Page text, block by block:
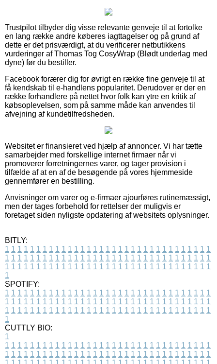
Trustpilot tilbyder dig visse relevante genveje til at fortolke
en lang række andre køberes iagttagelser og på grund af
dette er det prisværdigt, at du verificerer netbutikkens
vurderinger af Thomas Tog CosyWrap (Blødt underlag med
dyne) før du bestiller.
Facebook forærer dig for øvrigt en række fine genveje til at
få kendskab til e-handlens popularitet. Derudover er der en
række forhandlere på nettet hvor folk kan ytre en kritik af
købsoplevelsen, som på samme måde kan anvendes til
afvejning af kundetilfredsheden.
Websitet er finansieret ved hjælp af annoncer. Vi har tætte
samarbejder med forskellige internet firmaer når vi
promoverer forretningernes varer, og tager provision i
tilfælde af at en af de besøgende på vores hjemmeside
gennemfører en bestilling.
Anvisninger om varer og e-firmaer ajourføres rutinemæssigt,
men der tages forbehold for rettelser der muligvis er
foretaget siden nyligste opdatering af websitets oplysninger.
BITLY:
1 1 1 1 1 1 1 1 1 1 1 1 1 1 1 1 1 1 1 1 1 1 1 1 1 1 1 1 1 1 1 1 1
1 1 1 1 1 1 1 1 1 1 1 1 1 1 1 1 1 1 1 1 1 1 1 1 1 1 1 1 1 1 1 1 1
1 1 1 1 1 1 1 1 1 1 1 1 1 1 1 1 1 1 1 1 1 1 1 1 1 1 1 1 1 1 1 1 1
1
SPOTIFY:
1 1 1 1 1 1 1 1 1 1 1 1 1 1 1 1 1 1 1 1 1 1 1 1 1 1 1 1 1 1 1 1 1
1 1 1 1 1 1 1 1 1 1 1 1 1 1 1 1 1 1 1 1 1 1 1 1 1 1 1 1 1 1 1 1 1
1 1 1 1 1 1 1 1 1 1 1 1 1 1 1 1 1 1 1 1 1 1 1 1 1 1 1 1 1 1 1 1 1
1
CUTTLY BIO:
1
1 1 1 1 1 1 1 1 1 1 1 1 1 1 1 1 1 1 1 1 1 1 1 1 1 1 1 1 1 1 1 1 1
1 1 1 1 1 1 1 1 1 1 1 1 1 1 1 1 1 1 1 1 1 1 1 1 1 1 1 1 1 1 1 1 1